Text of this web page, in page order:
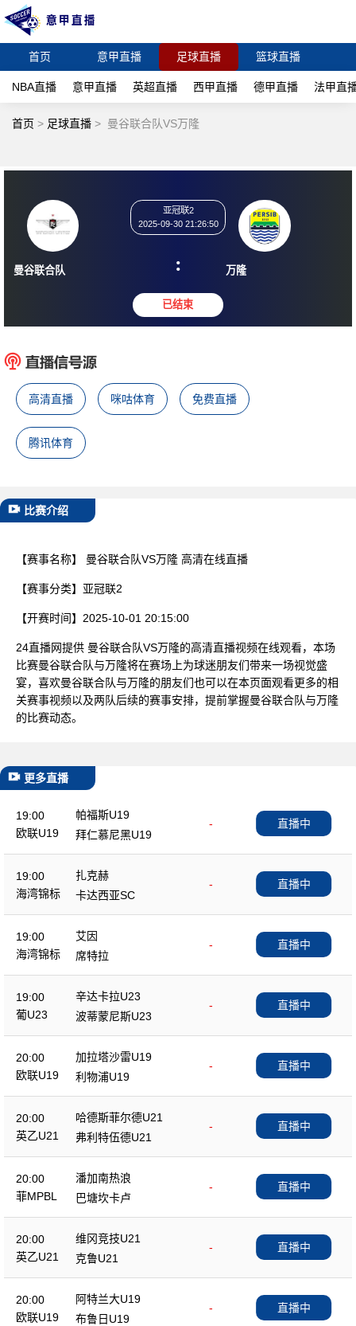
首页 意甲直播 足球直播 篮球直播
NBA直播 意甲直播 英超直播 西甲直播 德甲直播 法甲直
首页 > 足球直播 > 曼谷联合队VS万隆
曼谷联合队
2025-09-30 21:26:50
: 万隆
高清直播 咪咕体育 免费直播
腾讯体育
比赛介绍
【赛事名称】 曼谷联合队VS万隆 高清在线直播
【赛事分类】 亚冠联2
【开赛时间】 2025-10-01 20:15:00
24直播网提供 曼谷联合队VS万隆的高清直播视频在线观看，本场
比赛曼谷联合队与万隆将在赛场上为球迷朋友们带来一场视觉盛
宴，喜欢曼谷联合队与万隆的朋友们也可以在本页面观看更多的相
关赛事视频以及两队后续的赛事安排，提前掌握曼谷联合队与万隆
的比赛动态。
更多直播
19:00
欧联U19
帕福斯U19
-
拜仁慕尼黑U19
直播中
19:00
海湾锦标
扎克赫
-
卡达西亚SC
直播中
19:00
海湾锦标
艾因
-
席特拉
直播中
19:00
葡U23
辛达卡拉U23
-
波蒂蒙尼斯U23
直播中
20:00
欧联U19
加拉塔沙雷U19
-
利物浦U19
直播中
20:00
英乙U21
哈德斯菲尔德U21
-
弗利特伍德U21
直播中
20:00
菲MPBL
潘加南热浪
-
巴塘坎卡卢
直播中
20:00
英乙U21
维冈竞技U21
-
克鲁U21
直播中
20:00
欧联U19
阿特兰大U19
-
布鲁日U19
直播中